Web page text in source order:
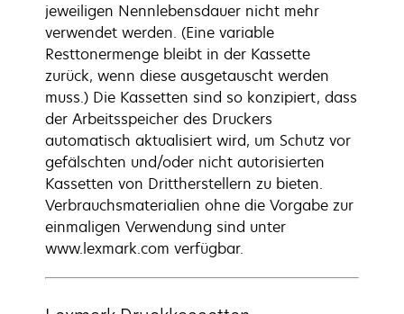
jeweiligen Nennlebensdauer nicht mehr
verwendet werden. (Eine variable
Resttonermenge bleibt in der Kassette
zurück, wenn diese ausgetauscht werden
muss.) Die Kassetten sind so konzipiert, dass
der Arbeitsspeicher des Druckers
automatisch aktualisiert wird, um Schutz vor
gefälschten und/oder nicht autorisierten
Kassetten von Drittherstellern zu bieten.
Verbrauchsmaterialien ohne die Vorgabe zur
einmaligen Verwendung sind unter
www.lexmark.com verfügbar.